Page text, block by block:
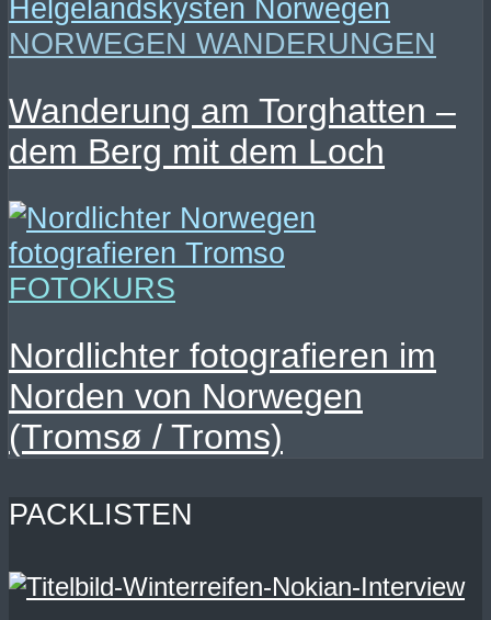
NORWEGEN WANDERUNGEN
Wanderung am Torghatten –
dem Berg mit dem Loch
FOTOKURS
Nordlichter fotografieren im
Norden von Norwegen
(Tromsø / Troms)
PACKLISTEN